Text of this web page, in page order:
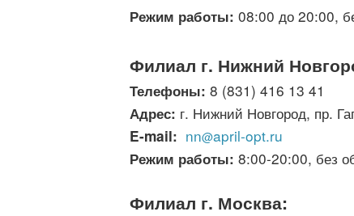
Режим работы: 08:00 до 20:00,
Филиал г. Нижний
Телефоны: 8 (831) 416 13 41
Адрес: г. Нижний Новгород, пр.
E-mail: nn@april-opt.ru
Режим работы: 8:00-20:00, без
Филиал г. Москва: